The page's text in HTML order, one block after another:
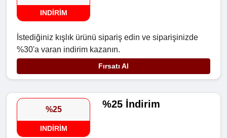
INDIRIM
İstediğiniz kışlık ürünü sipariş edin ve siparişinizde
%30'a varan indirim kazanın.
Fırsatı Al
%25
INDIRIM
%25 İndirim